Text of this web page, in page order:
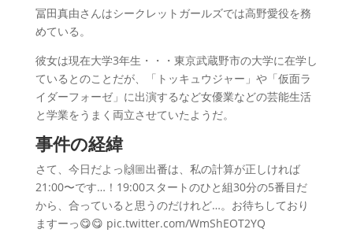
冨田真由さんはシークレットガールズでは高野愛役を務
めている。
彼女は現在大学3年生・・・東京武蔵野市の大学に在学し
ているとのことだが、「トッキュウジャー」や「仮面ラ
イダーフォーゼ」に出演するなど女優業などの芸能生活
と学業をうまく両立させていたようだ。
事件の経緯
さて、今日だよっ🙌🏼出番は、私の計算が正しければ
21:00〜です…！19:00スタートのひと組30分の5番目だ
から、合っていると思うのだけれど…。お待ちしており
ますーっ😋😋 pic.twitter.com/WmShEOT2YQ